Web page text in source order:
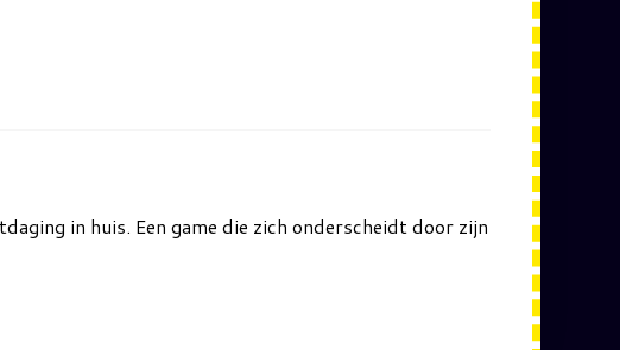
in huis. Een game die zich onderscheidt door zijn